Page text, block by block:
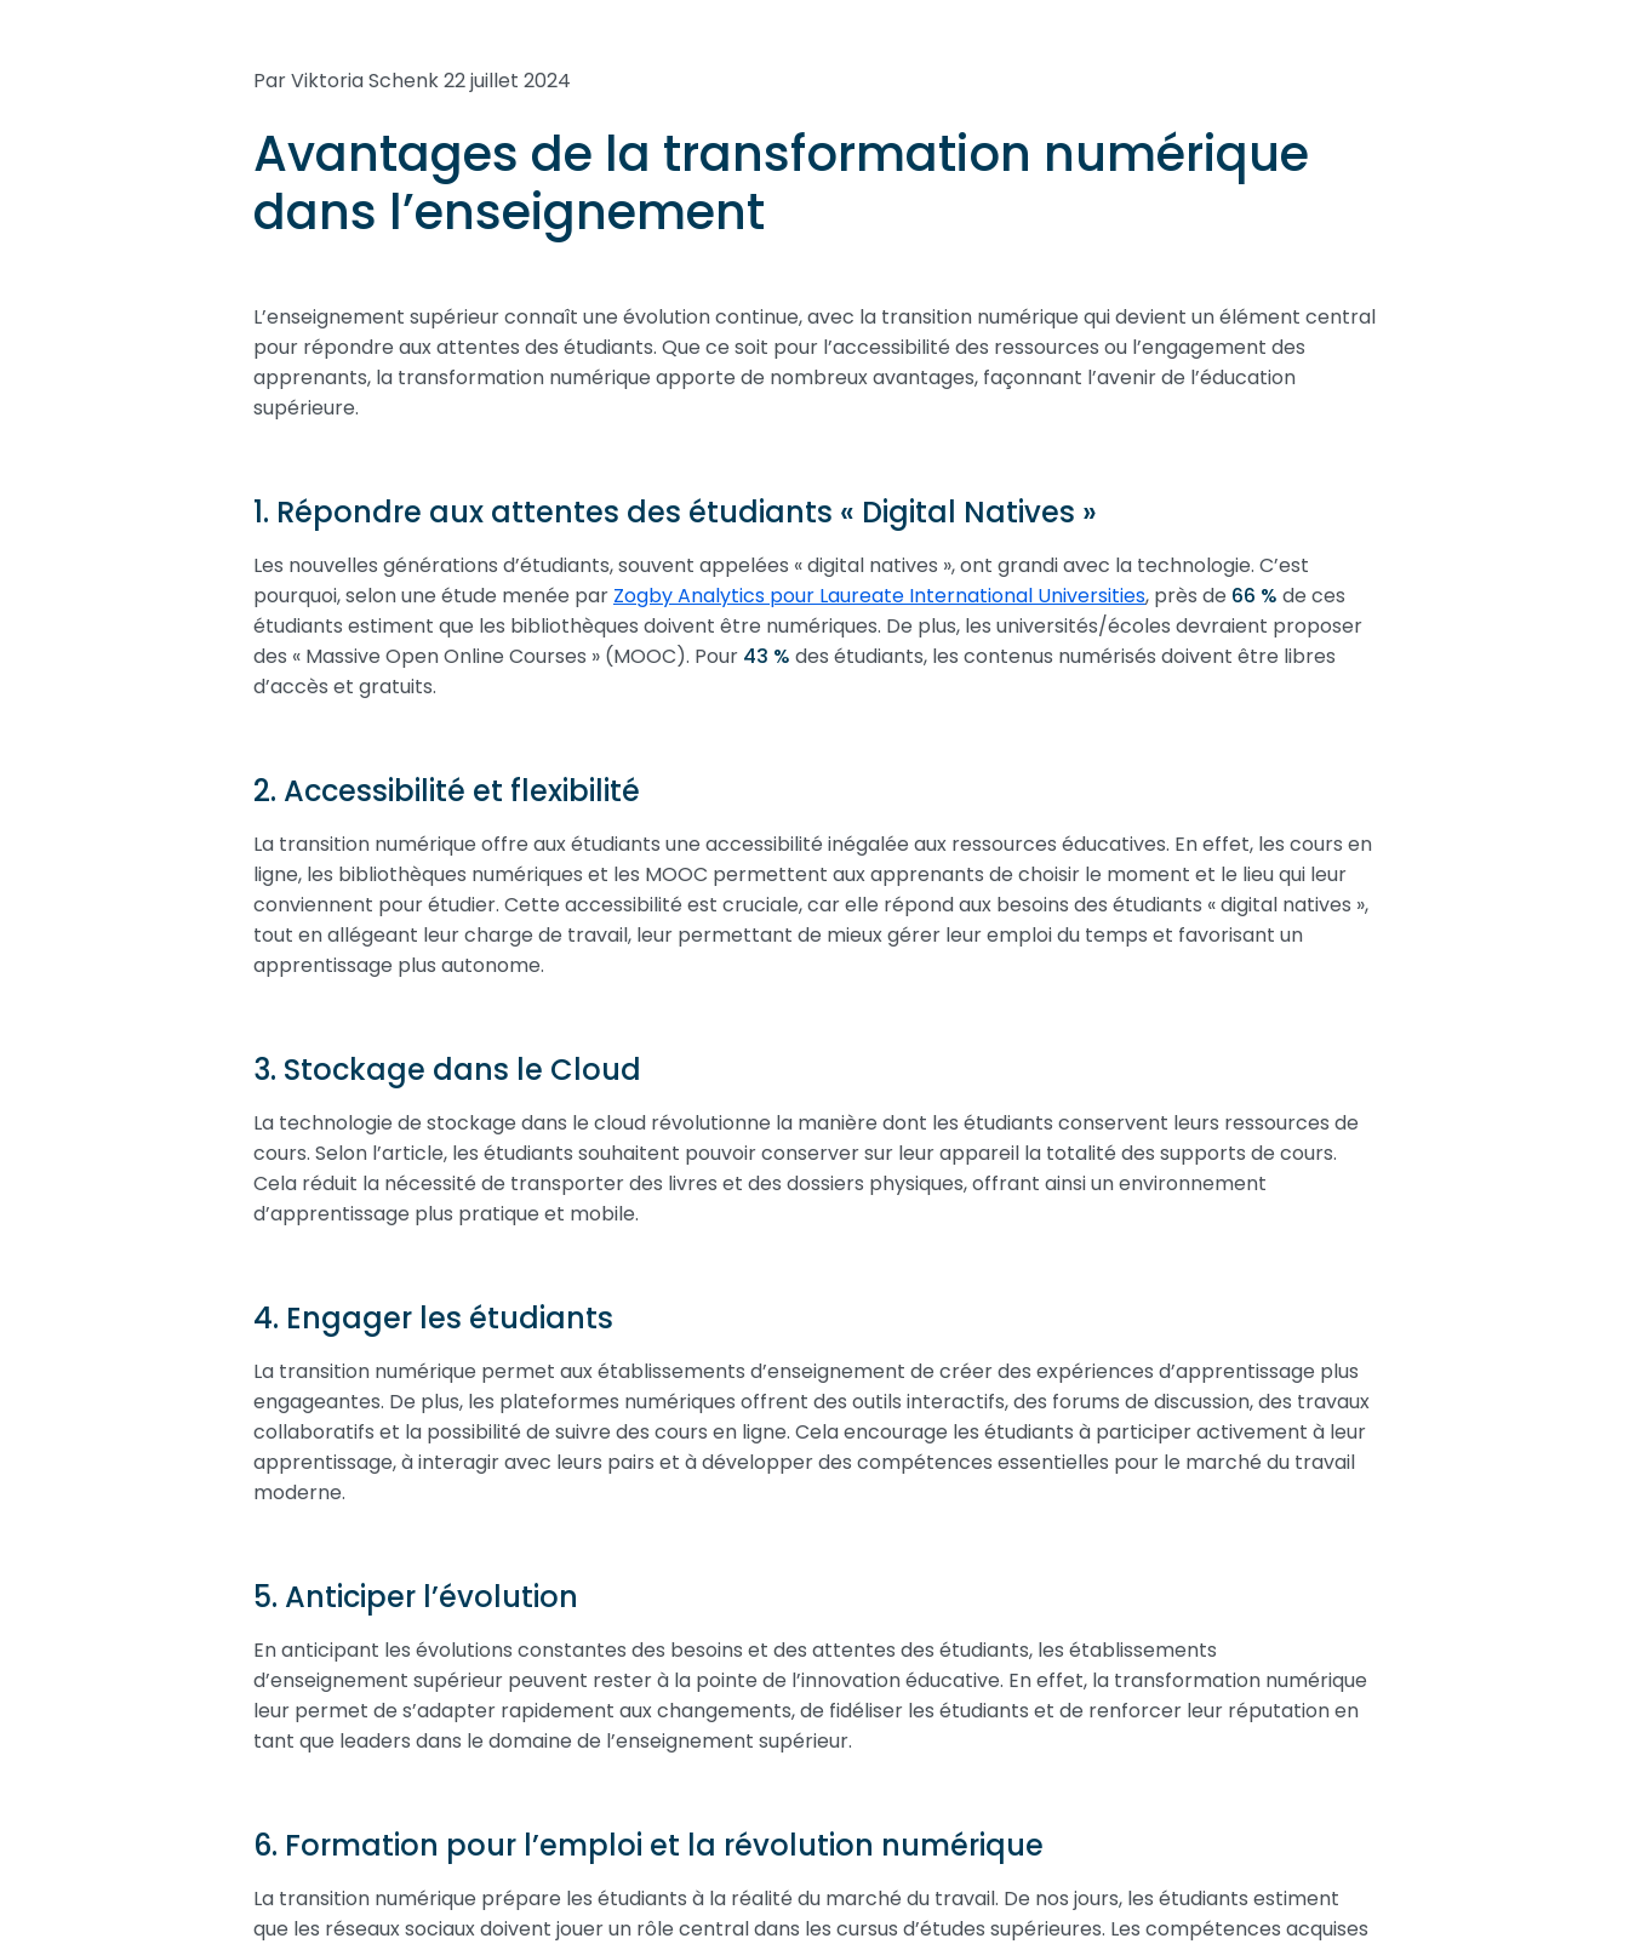
Par Viktoria Schenk22 juillet 2024
Avantages de la transformation numérique
dans l’enseignement
L’enseignement supérieur connaît une évolution continue, avec la transition numérique qui devient un élément central
pour répondre aux attentes des étudiants. Que ce soit pour l’accessibilité des ressources ou l’engagement des
apprenants, la transformation numérique apporte de nombreux avantages, façonnant l’avenir de l’éducation
supérieure.
1. Répondre aux attentes des étudiants « Digital Natives »
Les nouvelles générations d’étudiants, souvent appelées « digital natives », ont grandi avec la technologie. C’est
pourquoi, selon une étude menée par Zogby Analytics pour Laureate International Universities, près de 66 % de ces
étudiants estiment que les bibliothèques doivent être numériques. De plus, les universités/écoles devraient proposer
des « Massive Open Online Courses » (MOOC). Pour 43 % des étudiants, les contenus numérisés doivent être libres
d’accès et gratuits.
2. Accessibilité et flexibilité
La transition numérique offre aux étudiants une accessibilité inégalée aux ressources éducatives. En effet, les cours en
ligne, les bibliothèques numériques et les MOOC permettent aux apprenants de choisir le moment et le lieu qui leur
conviennent pour étudier. Cette accessibilité est cruciale, car elle répond aux besoins des étudiants « digital natives »,
tout en allégeant leur charge de travail, leur permettant de mieux gérer leur emploi du temps et favorisant un
apprentissage plus autonome.
3. Stockage dans le Cloud
La technologie de stockage dans le cloud révolutionne la manière dont les étudiants conservent leurs ressources de
cours. Selon l’article, les étudiants souhaitent pouvoir conserver sur leur appareil la totalité des supports de cours.
Cela réduit la nécessité de transporter des livres et des dossiers physiques, offrant ainsi un environnement
d’apprentissage plus pratique et mobile.
4. Engager les étudiants
La transition numérique permet aux établissements d’enseignement de créer des expériences d’apprentissage plus
engageantes. De plus, les plateformes numériques offrent des outils interactifs, des forums de discussion, des travaux
collaboratifs et la possibilité de suivre des cours en ligne. Cela encourage les étudiants à participer activement à leur
apprentissage, à interagir avec leurs pairs et à développer des compétences essentielles pour le marché du travail
moderne.
5. Anticiper l’évolution
En anticipant les évolutions constantes des besoins et des attentes des étudiants, les établissements
d’enseignement supérieur peuvent rester à la pointe de l’innovation éducative. En effet, la transformation numérique
leur permet de s’adapter rapidement aux changements, de fidéliser les étudiants et de renforcer leur réputation en
tant que leaders dans le domaine de l’enseignement supérieur.
6. Formation pour l’emploi et la révolution numérique
La transition numérique prépare les étudiants à la réalité du marché du travail. De nos jours, les étudiants estiment
que les réseaux sociaux doivent jouer un rôle central dans les cursus d’études supérieures. Les compétences acquises